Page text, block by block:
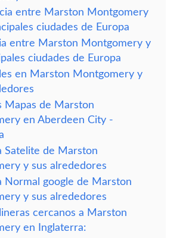
entre Marston Montgomery
ciudades de Europa
entre Marston Montgomery y
ciudades de Europa
en Marston Montgomery y
Mapas de Marston
en Aberdeen City -
Satelite de Marston
y sus alrededores
Normal google de Marston
y sus alrededores
cercanos a Marston
en Inglaterra: